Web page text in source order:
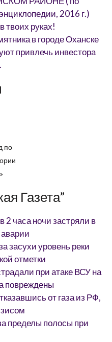
2016 г.)
твоих руках!
в городе Оханске
привлечь инвестора
по
Газета”
2 часа ночи застряли в
засухи уровень реки
отметки
при атаке ВСУ на
повреждены
от газа из РФ,
пределы полосы при